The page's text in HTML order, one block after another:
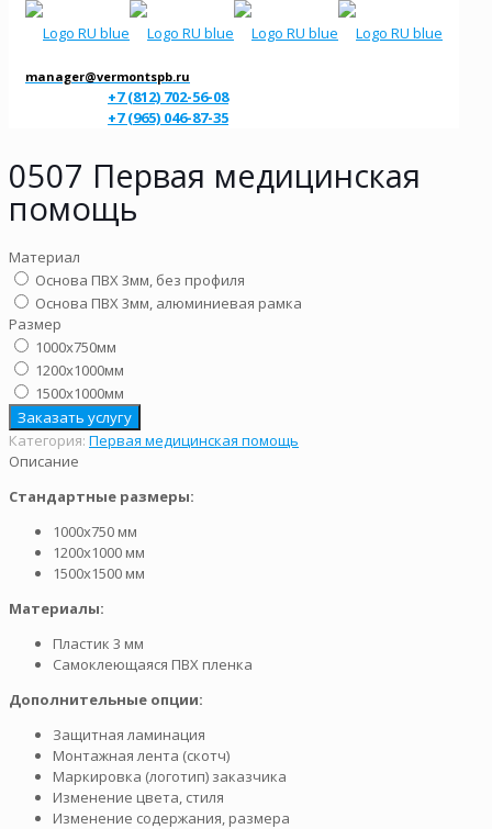
manager@vermontspb.ru
+7 (812) 702-56-08
+7 (965) 046-87-35
0507 Первая медицинская
помощь
Материал
Основа ПВХ 3мм, без профиля
Основа ПВХ 3мм, алюминиевая рамка
Размер
1000х750мм
1200х1000мм
1500х1000мм
Заказать услугу
Категория: Первая медицинская помощь
Описание
Стандартные размеры:
1000х750 мм
1200х1000 мм
1500х1500 мм
Материалы:
Пластик 3 мм
Самоклеющаяся ПВХ пленка
Дополнительные опции:
Защитная ламинация
Монтажная лента (скотч)
Маркировка (логотип) заказчика
Изменение цвета, стиля
Изменение содержания, размера